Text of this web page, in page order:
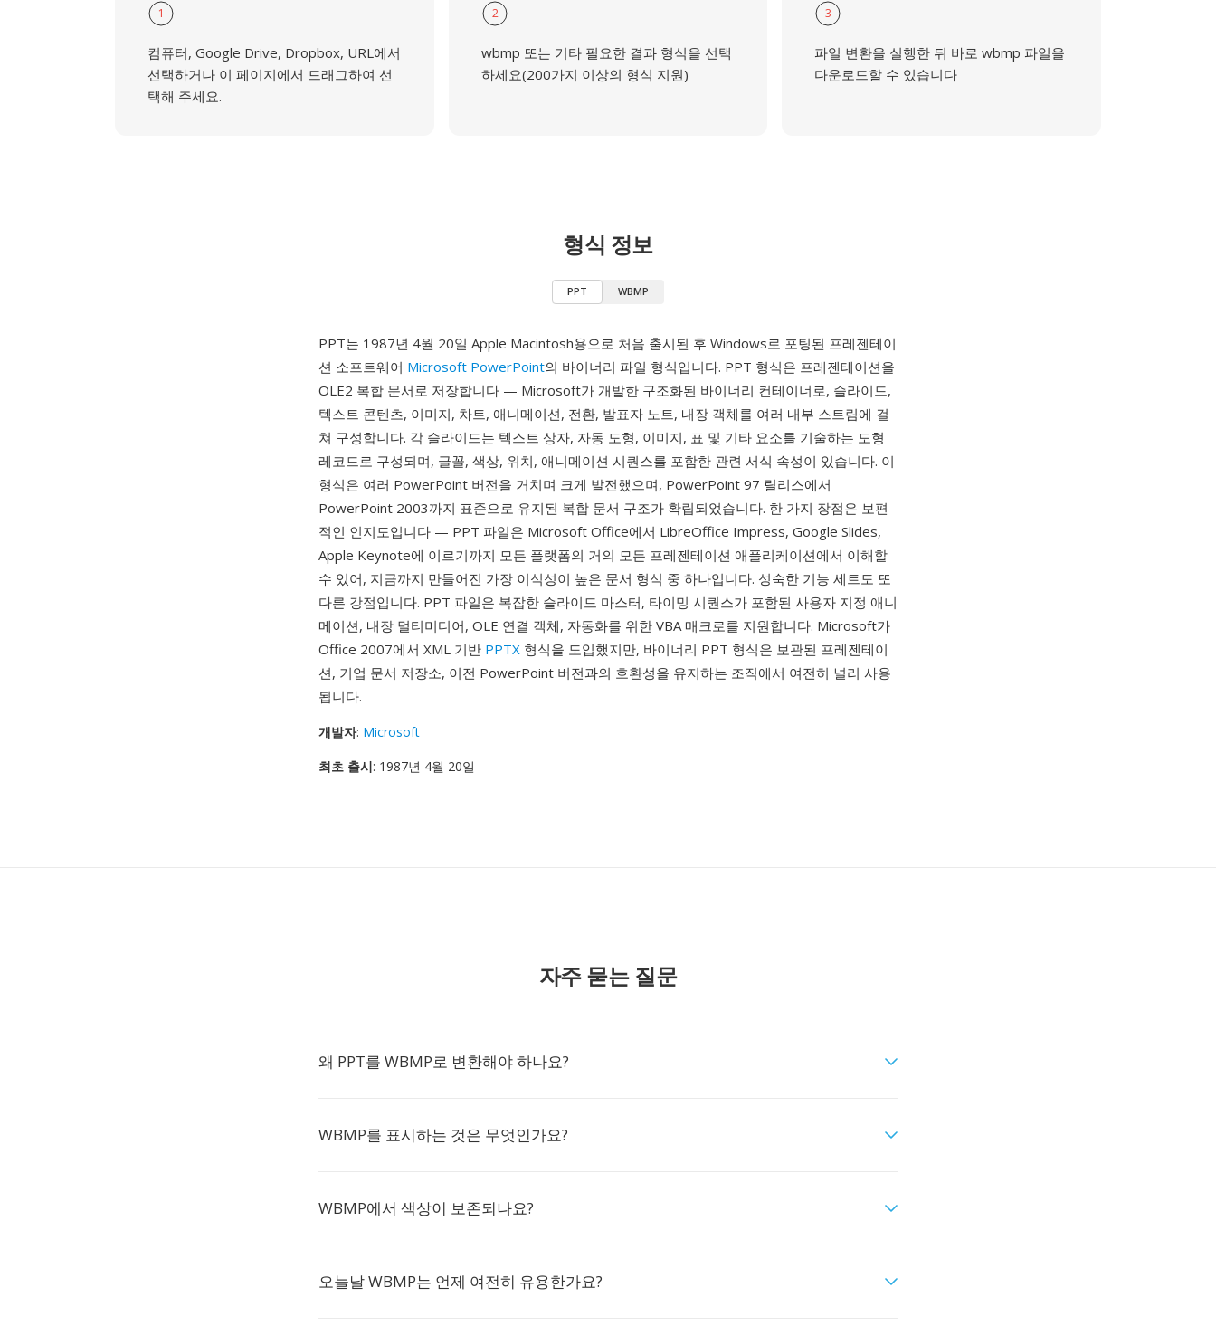
1
컴퓨터, Google Drive, Dropbox, URL에서
선택하거나 이 페이지에서 드래그하여 선
택해 주세요.
2
wbmp 또는 기타 필요한 결과 형식을 선택
하세요(200가지 이상의 형식 지원)
3
파일 변환을 실행한 뒤 바로 wbmp 파일을
다운로드할 수 있습니다
형식 정보
PPT WBMP
PPT는 1987년 4월 20일 Apple Macintosh용으로 처음 출시된 후 Windows로 포팅된 프레젠테이
션 소프트웨어 Microsoft PowerPoint의 바이너리 파일 형식입니다. PPT 형식은 프레젠테이션을
OLE2 복합 문서로 저장합니다 — Microsoft가 개발한 구조화된 바이너리 컨테이너로, 슬라이드,
텍스트 콘텐츠, 이미지, 차트, 애니메이션, 전환, 발표자 노트, 내장 객체를 여러 내부 스트림에 걸
쳐 구성합니다. 각 슬라이드는 텍스트 상자, 자동 도형, 이미지, 표 및 기타 요소를 기술하는 도형
레코드로 구성되며, 글꼴, 색상, 위치, 애니메이션 시퀀스를 포함한 관련 서식 속성이 있습니다. 이
형식은 여러 PowerPoint 버전을 거치며 크게 발전했으며, PowerPoint 97 릴리스에서
PowerPoint 2003까지 표준으로 유지된 복합 문서 구조가 확립되었습니다. 한 가지 장점은 보편
적인 인지도입니다 — PPT 파일은 Microsoft Office에서 LibreOffice Impress, Google Slides,
Apple Keynote에 이르기까지 모든 플랫폼의 거의 모든 프레젠테이션 애플리케이션에서 이해할
수 있어, 지금까지 만들어진 가장 이식성이 높은 문서 형식 중 하나입니다. 성숙한 기능 세트도 또
다른 강점입니다. PPT 파일은 복잡한 슬라이드 마스터, 타이밍 시퀀스가 포함된 사용자 지정 애니
메이션, 내장 멀티미디어, OLE 연결 객체, 자동화를 위한 VBA 매크로를 지원합니다. Microsoft가
Office 2007에서 XML 기반 PPTX 형식을 도입했지만, 바이너리 PPT 형식은 보관된 프레젠테이
션, 기업 문서 저장소, 이전 PowerPoint 버전과의 호환성을 유지하는 조직에서 여전히 널리 사용
됩니다.
개발자: Microsoft
최초 출시: 1987년 4월 20일
자주 묻는 질문
왜 PPT를 WBMP로 변환해야 하나요?
WBMP를 표시하는 것은 무엇인가요?
WBMP에서 색상이 보존되나요?
오늘날 WBMP는 언제 여전히 유용한가요?